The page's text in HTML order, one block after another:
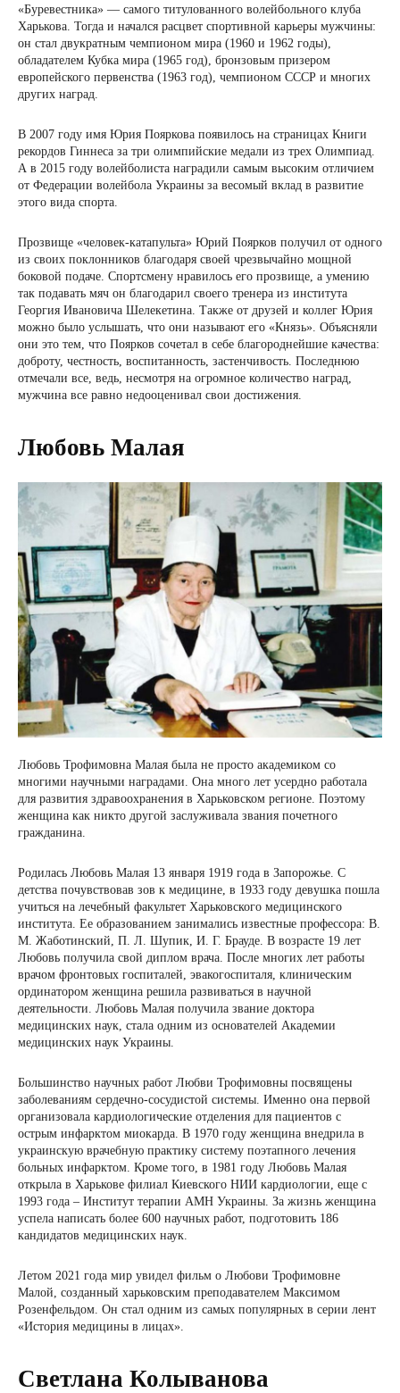
«Буревестника» — самого титулованного волейбольного клуба
Харькова. Тогда и начался расцвет спортивной карьеры мужчины:
он стал двукратным чемпионом мира (1960 и 1962 годы),
обладателем Кубка мира (1965 год), бронзовым призером
европейского первенства (1963 год), чемпионом СССР и многих
других наград.
В 2007 году имя Юрия Пояркова появилось на страницах Книги
рекордов Гиннеса за три олимпийские медали из трех Олимпиад.
А в 2015 году волейболиста наградили самым высоким отличием
от Федерации волейбола Украины за весомый вклад в развитие
этого вида спорта.
Прозвище «человек-катапульта» Юрий Поярков получил от одного
из своих поклонников благодаря своей чрезвычайно мощной
боковой подаче. Спортсмену нравилось его прозвище, а умению
так подавать мяч он благодарил своего тренера из института
Георгия Ивановича Шелекетина. Также от друзей и коллег Юрия
можно было услышать, что они называют его «Князь». Объясняли
они это тем, что Поярков сочетал в себе благороднейшие качества:
доброту, честность, воспитанность, застенчивость. Последнюю
отмечали все, ведь, несмотря на огромное количество наград,
мужчина все равно недооценивал свои достижения.
Любовь Малая
Любовь Трофимовна Малая была не просто академиком со
многими научными наградами. Она много лет усердно работала
для развития здравоохранения в Харьковском регионе. Поэтому
женщина как никто другой заслуживала звания почетного
гражданина.
Родилась Любовь Малая 13 января 1919 года в Запорожье. С
детства почувствовав зов к медицине, в 1933 году девушка пошла
учиться на лечебный факультет Харьковского медицинского
института. Ее образованием занимались известные профессора: В.
М. Жаботинский, П. Л. Шупик, И. Г. Брауде. В возрасте 19 лет
Любовь получила свой диплом врача. После многих лет работы
врачом фронтовых госпиталей, эвакогоспиталя, клиническим
ординатором женщина решила развиваться в научной
деятельности. Любовь Малая получила звание доктора
медицинских наук, стала одним из основателей Академии
медицинских наук Украины.
Большинство научных работ Любви Трофимовны посвящены
заболеваниям сердечно-сосудистой системы. Именно она первой
организовала кардиологические отделения для пациентов с
острым инфарктом миокарда. В 1970 году женщина внедрила в
украинскую врачебную практику систему поэтапного лечения
больных инфарктом. Кроме того, в 1981 году Любовь Малая
открыла в Харькове филиал Киевского НИИ кардиологии, еще с
1993 года – Институт терапии АМН Украины. За жизнь женщина
успела написать более 600 научных работ, подготовить 186
кандидатов медицинских наук.
Летом 2021 года мир увидел фильм о Любови Трофимовне
Малой, созданный харьковским преподавателем Максимом
Розенфельдом. Он стал одним из самых популярных в серии лент
«История медицины в лицах».
Светлана Колыванова